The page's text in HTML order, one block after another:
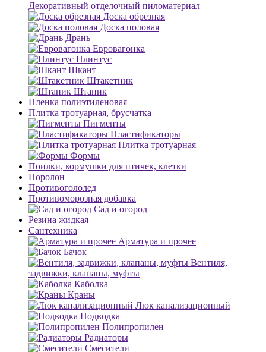
Декоративный отделочный пиломатериал
Доска обрезная
Доска половая
Дрань
Евровагонка
Плинтус
Шкант
Штакетник
Штапик
Пленка полиэтиленовая
Плитка тротуарная, брусчатка
Пигменты
Пластификаторы
Плитка тротуарная
Формы
Поилки, кормушки для птичек, клетки
Поролон
Противогололед
Противоморозная добавка
Сад и огород
Резина жидкая
Сантехника
Арматура и прочее
Бачок
Вентиля,
задвижки, клапаны, муфты
Каболка
Краны
Люк канализационный
Подводка
Полипропилен
Радиаторы
Смесители